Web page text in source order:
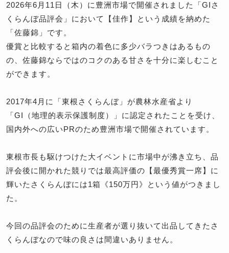
2026年6月11日（木）に豊洲市場で開催されました「GIさ
くらんぼ品評会」において【佳作】という成績を納めた
「佐藤錦」です。
優賞と比較すると箱内の着色に多少バラつきはあるもの
の、佐藤錦ならではのコクのある甘さを十分に楽しむこと
ができます。
2017年4月に「東根さくらんぼ」が農林水産省より
「GI（地理的表示保護制度）」に認定されたことを受け、
国内外への広いPRのため豊洲市場で開催されています。
東根市長も駆けつけた大イベントに市場中が沸き立ち、品
評会後に開かれた競りでは最高評価の【最優秀賞一席】に
輝いたさくらんぼには1箱《150万円》という値がつきまし
た。
今回の品評会のために生産者が選り抜いて出品してきたさ
くらんぼなので味の良さは間違いありません。